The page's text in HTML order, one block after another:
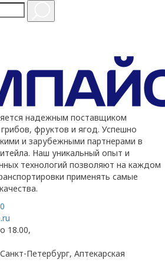
надежным поставщиком
фруктов и ягод. Успешно
и зарубежными партнерами в
Наш уникальный опыт и
технологий позволяют на каждом
применять самые
18.00,
Петербург, Аптекарская